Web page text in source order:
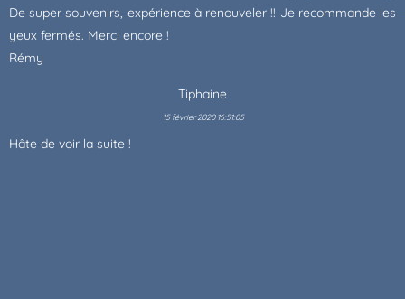
De super souvenirs, expérience à renouveler !! Je recommande les
yeux fermés. Merci encore !
Rémy
Tiphaine
15 février 2020 16:51:05
Hâte de voir la suite !